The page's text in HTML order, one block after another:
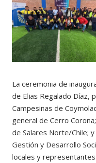
La ceremonia de
de Elias Regalado Díaz,
Campesinas de
general de Cerro
de Salares Norte/Chile;
Gestión y Desarrollo
locales y